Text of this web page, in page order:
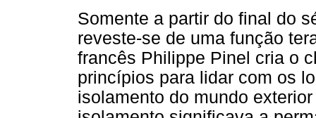
Somente a partir do final do
reveste-se de uma função
francês Philippe Pinel cria o
princípios para lidar com os
isolamento do mundo